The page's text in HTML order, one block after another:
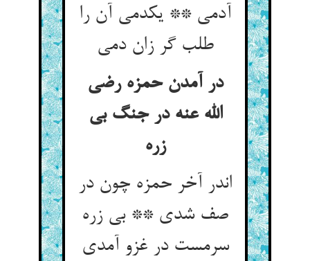
آدمی ** یکدمی آن را
طلب گر زان دمی
در آمدن حمزه رضی
الله عنه در جنگ بی
زره
اندر آخر حمزه چون در
صف شدی ** بی زره
سرمست در غزو آمدی